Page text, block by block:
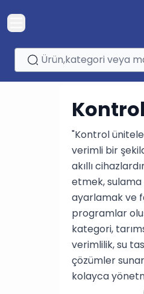
"Kontrol
verimli bir
akıllı
etmek, sulama
ayarlamak ve
programlar
kategori,
verimlilik, su
çözümler
kolayca